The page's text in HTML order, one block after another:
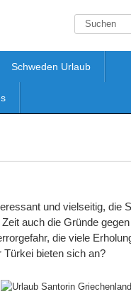
Schweden Urlaub
und vielseitig, die
auch die Gründe
die viele
bieten sich an?